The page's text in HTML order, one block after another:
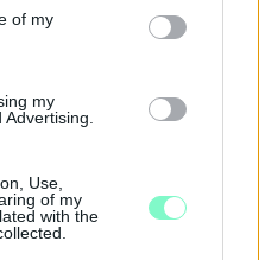
of my
my
Use,
of my
with the
48 ÓRA LEHET A
PAKSI TURBINA